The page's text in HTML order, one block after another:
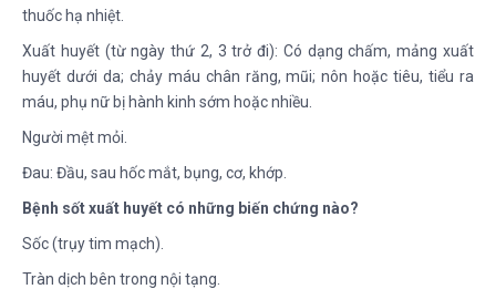
thuốc hạ nhiệt.
Xuất huyết (từ ngày thứ 2, 3 trở đi): Có dạng chấm, mảng xuất
huyết dưới da; chảy máu chân răng, mũi; nôn hoặc tiêu, tiểu ra
máu, phụ nữ bị hành kinh sớm hoặc nhiều.
Người mệt mỏi.
Đau: Đầu, sau hốc mắt, bụng, cơ, khớp.
Bệnh sốt xuất huyết có những biến chứng nào?
Sốc (trụy tim mạch).
Tràn dịch bên trong nội tạng.